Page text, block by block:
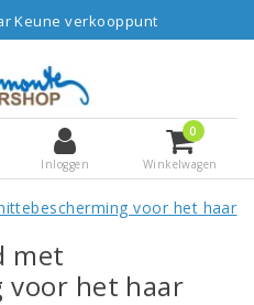
Keune verkooppunt
Inloggen
0
Winkelwagen
voor het haar
met
voor het haar